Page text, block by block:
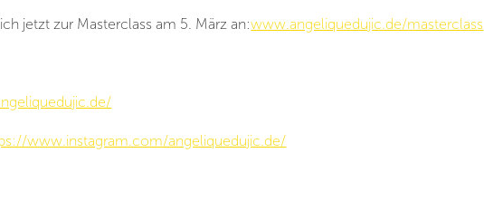
jetzt zur Masterclass am 5. März an:www.angeliquedujic.de/masterclass
www.instagram.com/angeliquedujic.de/